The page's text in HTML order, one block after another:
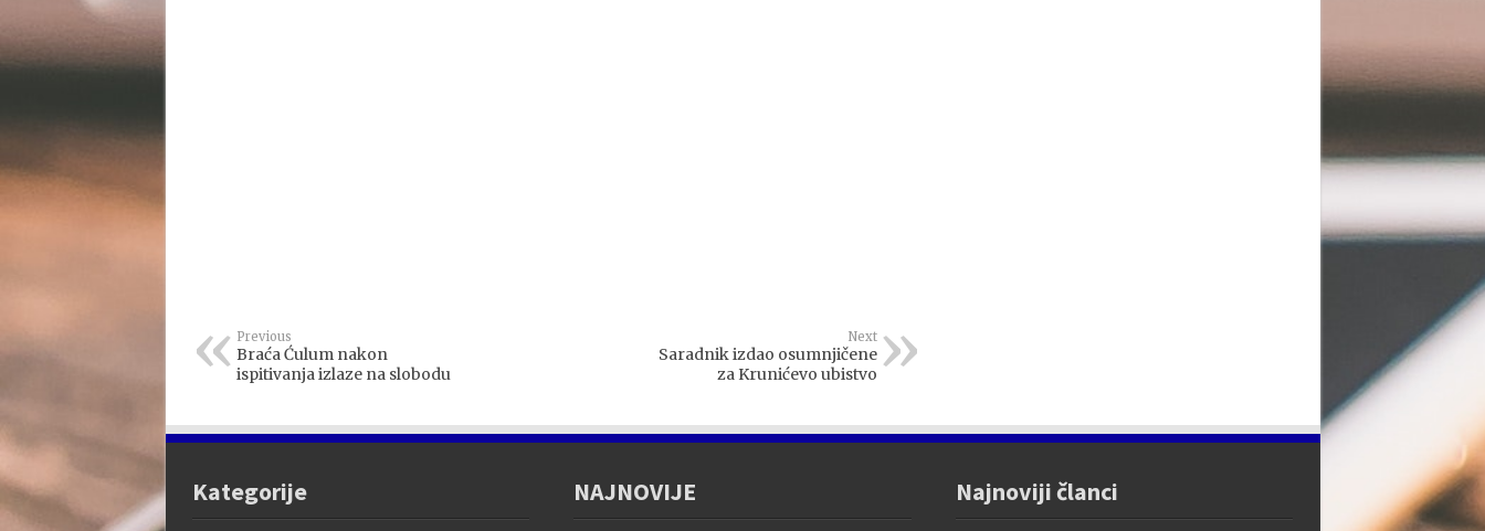
Previous
Braća Ćulum nakon
ispitivanja izlaze na slobodu
Next
Saradnik izdao osumnjičene
za Krunićevo ubistvo
Kategorije NAJNOVIJE Najnoviji članci